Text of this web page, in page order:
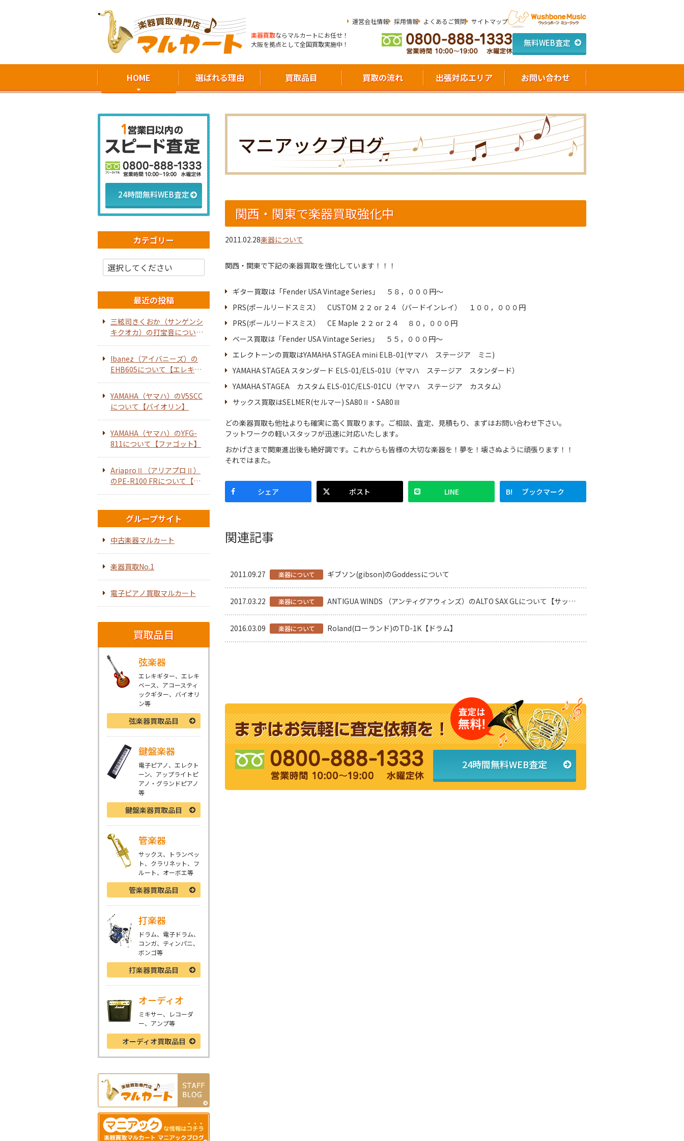
楽器買取ならマルカートにお任せ！
大阪を拠点として全国買取実施中！
運営会社情報 採用情報 よくあるご質問 サイトマップ
無料WEB査定
HOME 選ばれる理由 買取品目 買取の流れ 出張対応エリア お問い合わせ
マニアックブログ
関西・関東で楽器買取強化中
2011.02.28楽器について
関西・関東で下記の楽器買取を強化しています！！！
ギター買取は「Fender USA Vintage Series」 ５８，０００円～
PRS(ポールリードスミス） CUSTOM ２２ or ２４（バードインレイ） １００，０００円
PRS(ポールリードスミス） CE Maple ２２ or ２４ ８０，０００円
ベース買取は「Fender USA Vintage Series」 ５５，０００円～
エレクトーンの買取はYAMAHA STAGEA mini ELB-01(ヤマハ ステージア ミニ)
YAMAHA STAGEA スタンダード ELS-01/ELS-01U（ヤマハ ステージア スタンダード）
YAMAHA STAGEA カスタム ELS-01C/ELS-01CU（ヤマハ ステージア カスタム）
サックス買取はSELMER(セルマー) SA80Ⅱ・SA80Ⅲ
どの楽器買取も他社よりも確実に高く買取ります。ご相談、査定、見積もり、まずはお問い合わせ下さい。
フットワークの軽いスタッフが迅速に対応いたします。
おかげさまで関東進出後も絶好調です。これからも皆様の大切な楽器を！夢を！壊さぬように頑張ります！！
それではまた。
シェア ポスト LINE ブックマーク
関連記事
2011.09.27 楽器について ギブソン(gibson)のGoddessについて
2017.03.22 楽器について ANTIGUA WINDS （アンティグアウィンズ）のALTO SAX GLについて【サックス】
2016.03.09 楽器について Roland(ローランド)のTD-1K【ドラム】
24時間無料WEB査定
24時間無料WEB査定
カテゴリー
最近の投稿
三絃司きくおか（サンゲンシ
キクオカ）の打宝音について
【ホーンスピーカー】
Ibanez（アイバニーズ）の
EHB605について【エレキベ
ース】
YAMAHA（ヤマハ）のV5SCC
について【バイオリン】
YAMAHA（ヤマハ）のYFG-
811について【ファゴット】
AriaproⅡ（アリアプロⅡ）
のPE-R100 FRについて【エ
レキギター】
グループサイト
中古楽器マルカート
楽器買取No.1
電子ピアノ買取マルカート
買取品目
弦楽器
エレキギター、エレキ
ベース、アコースティ
ックギター、バイオリ
ン等
弦楽器買取品目
鍵盤楽器
電子ピアノ、エレクト
ーン、アップライトピ
アノ・グランドピアノ
等
鍵盤楽器買取品目
管楽器
サックス、トランペッ
ト、クラリネット、フ
ルート、オーボエ等
管楽器買取品目
打楽器
ドラム、電子ドラム、
コンガ、ティンパニ、
ボンゴ等
打楽器買取品目
オーディオ
ミキサー、レコーダ
ー、アンプ等
オーディオ買取品目